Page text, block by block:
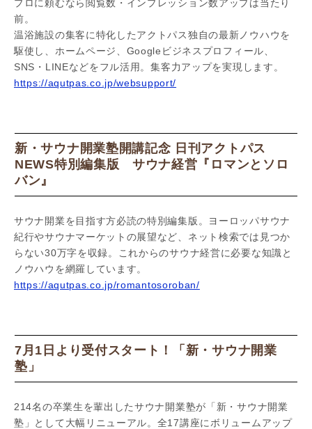
プロに頼むなら閲覧数・インプレッション数アップは当たり
前。
温浴施設の集客に特化したアクトパス独自の最新ノウハウを
駆使し、ホームページ、Googleビジネスプロフィール、
SNS・LINEなどをフル活用。集客力アップを実現します。
https://aqutpas.co.jp/websupport/
新・サウナ開業塾開講記念 日刊アクトパス
NEWS特別編集版 サウナ経営『ロマンとソロ
バン』
サウナ開業を目指す方必読の特別編集版。ヨーロッパサウナ
紀行やサウナマーケットの展望など、ネット検索では見つか
らない30万字を収録。これからのサウナ経営に必要な知識と
ノウハウを網羅しています。
https://aqutpas.co.jp/romantosoroban/
7月1日より受付スタート！「新・サウナ開業
塾」
214名の卒業生を輩出したサウナ開業塾が「新・サウナ開業
塾」として大幅リニューアル。全17講座にボリュームアップ